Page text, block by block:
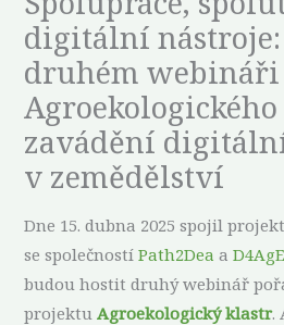
digitální nástroje:
druhém webináři
zavádění
v zemědělství
Dne 15. dubna 2025 spojil
se společnostíPath2Dea a
budou hostit druhý webinář
projektuAgroekologický klastr.